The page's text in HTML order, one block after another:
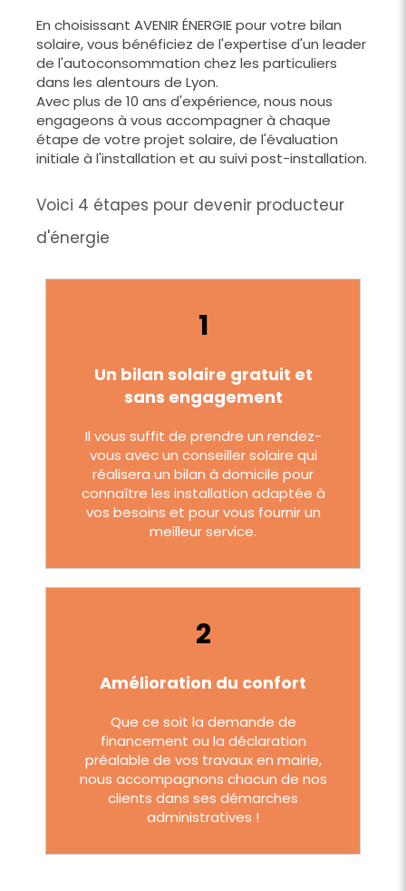
En choisissant AVENIR ÉNERGIE pour votre bilan
solaire, vous bénéficiez de l'expertise d'un leader
de l'autoconsommation chez les particuliers
dans les alentours de Lyon.
Avec plus de 10 ans d'expérience, nous nous
engageons à vous accompagner à chaque
étape de votre projet solaire, de l'évaluation
initiale à l'installation et au suivi post-installation.
Voici 4 étapes pour devenir producteur
d'énergie
1
Un bilan solaire gratuit et
sans engagement
Il vous suffit de prendre un rendez-
vous avec un conseiller solaire qui
réalisera un bilan à domicile pour
connaître les installation adaptée à
vos besoins et pour vous fournir un
meilleur service.
2
Amélioration du confort
Que ce soit la demande de
financement ou la déclaration
préalable de vos travaux en mairie,
nous accompagnons chacun de nos
clients dans ses démarches
administratives !